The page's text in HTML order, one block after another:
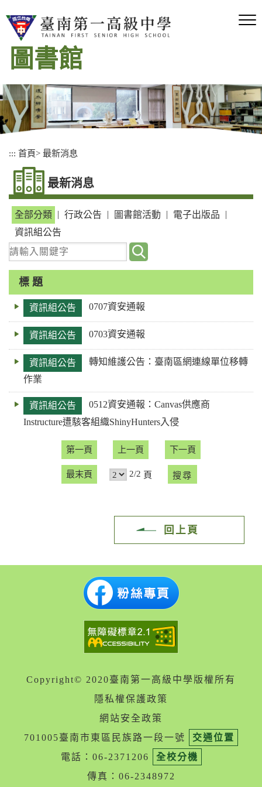
到
區
塊
圖書館
::: 首頁> 最新消息
最新消息
全部分類 | 行政公告 | 圖書館活動 | 電子出版品
|
資訊組公告
請
輸
關
鍵
字
標 題
資訊組公告 0707資安通報
資訊組公告 0703資安通報
資訊組公告
轉知維護公告：臺南區網連線單位移轉
作業
資訊組公告
0512資安通報：Canvas供應商
Instructure遭駭客組織ShinyHunters入侵
第一頁 上一頁 下一頁
最末頁 2/2 頁
回上頁
Copyright© 2020臺南第一高級中學版權所有
隱私權保護政策
網站安全政策
701005臺南市東區民族路一段一號
交通位置
電話：06-2371206
全校分機
傳真：06-2348972